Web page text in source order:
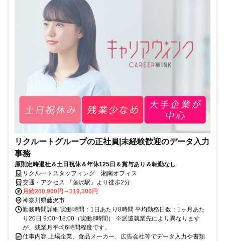
リクルートグループの正社員|未経験歓迎のデータ入力
事務
原則定時退社＆土日祝休＆年休125日＆賞与あり＆転勤なし
リクルートスタッフィング 湘南オフィス
交通・アクセス 『藤沢駅』より徒歩2分
月給200,900円～319,300円
神奈川県藤沢市
勤務時間詳細 実働時間：1日あたり8時間 平均勤務日数：1ヶ月あた
り20日 9:00~18:00（実働8時間） ※派遣就業先により異なります
が、残業月平均6時間程度です。
仕事内容 上場企業、食品メーカー、広告会社等でデータ入力や書類